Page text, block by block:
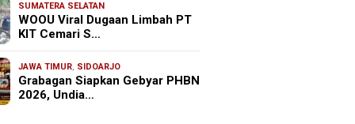
SUMATERA SELATAN
WOOU Viral Dugaan Limbah PT
KIT Cemari S…
JAWA TIMUR, SIDOARJO
Grabagan Siapkan Gebyar PHBN
2026, Undia…